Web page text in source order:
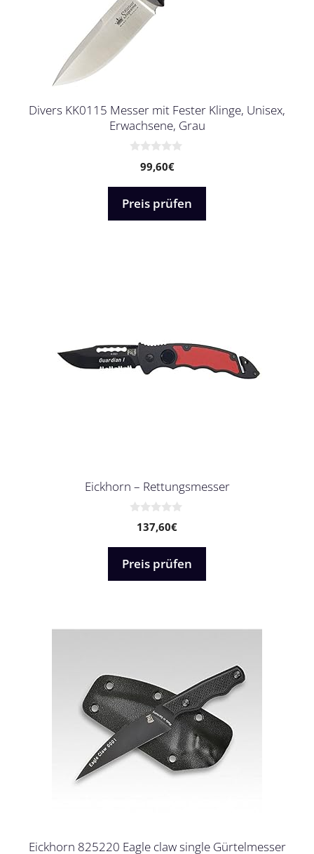
Divers KK0115 Messer mit Fester Klinge, Unisex,
Erwachsene, Grau
n
5
99,60€
Preis prüfen
Eickhorn – Rettungsmesser
n
5
137,60€
Preis prüfen
Eickhorn 825220 Eagle claw single Gürtelmesser